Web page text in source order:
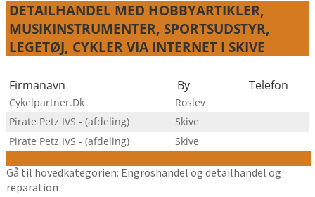
DETAILHANDEL MED HOBBYARTIKLER,
MUSIKINSTRUMENTER, SPORTSUDSTYR,
LEGETØJ, CYKLER VIA INTERNET I SKIVE
Firmanavn By Telefon
Cykelpartner.Dk
Roslev
Pirate Petz IVS - (afdeling)
Skive
Pirate Petz IVS - (afdeling)
Skive
Gå til hovedkategorien: Engroshandel og detailhandel og
reparation